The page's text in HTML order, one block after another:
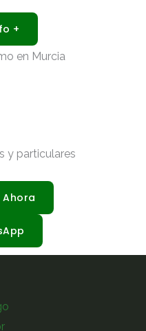
+
y particulares
Ahora